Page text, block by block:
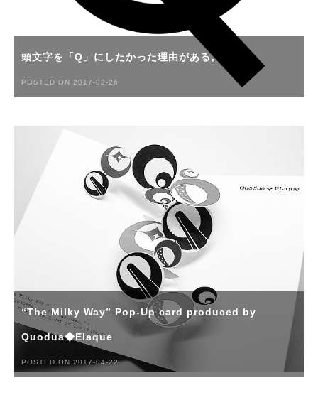
頭文字を「Q」にしたかった理由がある。
POSTED ON 2017-02-26
“The Milky Way” Pop-Up card produced by
Quodua◆Elaque
POSTED ON 2017-04-22